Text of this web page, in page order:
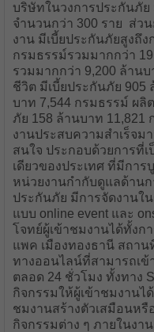
บริษัทในวงการประกันภั
จำนวนกว่า 300 ราย ส่ว
งาน มีเบี้ยประกันภัยสูงถึ
กรมธรรม์รวมมากกว่า
รวมมากกว่า 9,200 ล้าน
ชีวิต มีเบี้ยประกันภัย 905
บาท 7,544 กรมธรรม์ ผ
ภัย 158 ล้านบาท 11,821
งานประสบความสำเร็จม
สนใจ ประกอบด้วยการที่เ
เดียวของประเทศ ที่มีกา
หน่วยงานกำกับดูแลด้าน
ประกันภัย มีการจัดงานใ
แบบ online event และ
โจทย์ผู้เข้าชมงานได้ทั้งก
แพค เมืองทองธานี สถาน
ทางออนไลน์ที่สามารถเข้
ตลอด 24 ชั่วโมง ทั้งทาง
กิจกรรมให้ผู้เข้าชมงานไ
ชมงานสร้างตัวเสมือนหรื
กิจกรรมต่าง ๆ ภายในงา